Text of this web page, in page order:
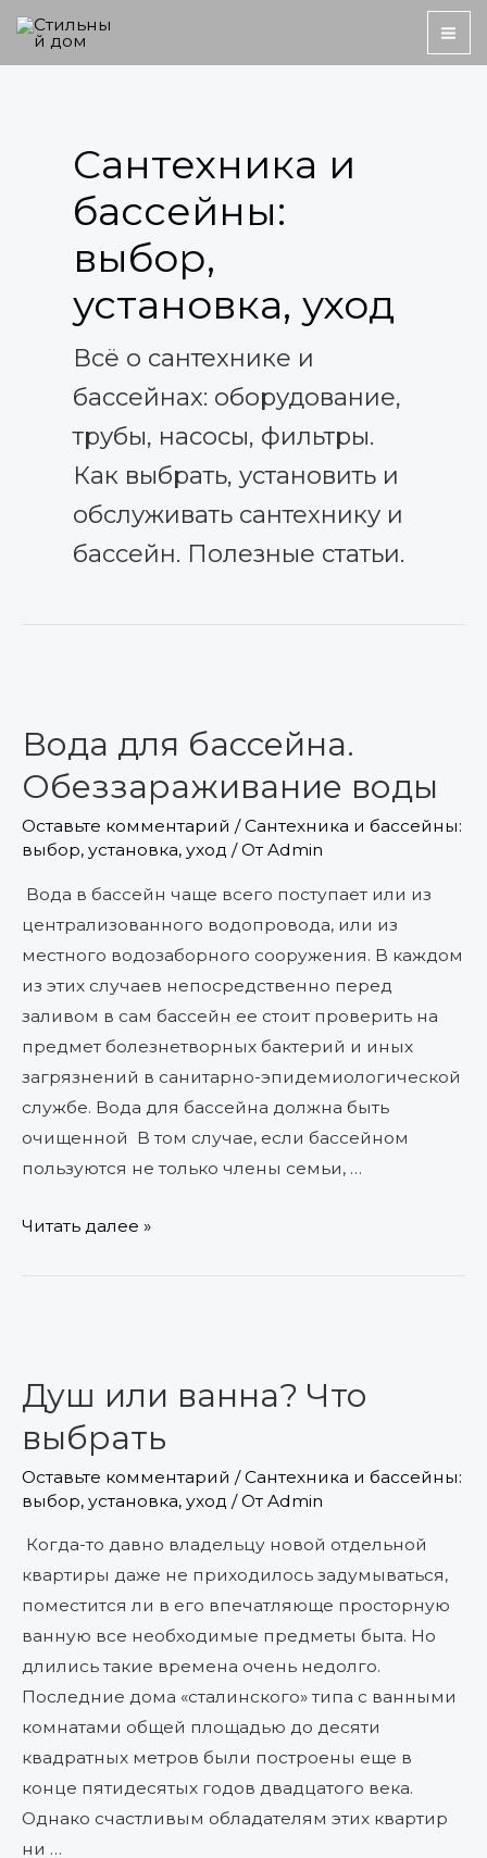
Перейти
Сантехника и
бассейны:
выбор,
установка, уход
Всё о сантехнике и
бассейнах: оборудование,
трубы, насосы, фильтры.
Как выбрать, установить и
обслуживать сантехнику и
бассейн. Полезные статьи.
Вода для бассейна.
Обеззараживание воды
Оставьте комментарий /Сантехника и бассейны:
выбор, установка, уход / От Admin
Вода в бассейн чаще всего поступает или из
централизованного водопровода, или из
местного водозаборного сооружения. В каждом
из этих случаев непосредственно перед
заливом в сам бассейн ее стоит проверить на
предмет болезнетворных бактерий и иных
загрязнений в санитарно-эпидемиологической
службе. Вода для бассейна должна быть
очищенной В том случае, если бассейном
пользуются не только члены семьи, …
бассейна.
Обеззараживание
воды
Читать далее »
Душ или ванна? Что
выбрать
Оставьте комментарий /Сантехника и бассейны:
выбор, установка, уход / От Admin
Когда-то давно владельцу новой отдельной
квартиры даже не приходилось задумываться,
поместится ли в его впечатляюще просторную
ванную все необходимые предметы быта. Но
длились такие времена очень недолго.
Последние дома «сталинского» типа с ванными
комнатами общей площадью до десяти
квадратных метров были построены еще в
конце пятидесятых годов двадцатого века.
Однако счастливым обладателям этих квартир
ни …
ванна?
выбрать